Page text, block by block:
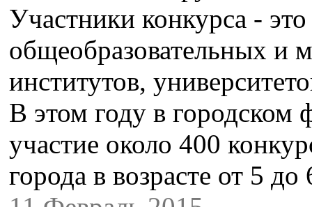
Участники конкурса -
общеобразовательных и
институтов,
В этом году в городском
участие около 400
города в возрасте от 5